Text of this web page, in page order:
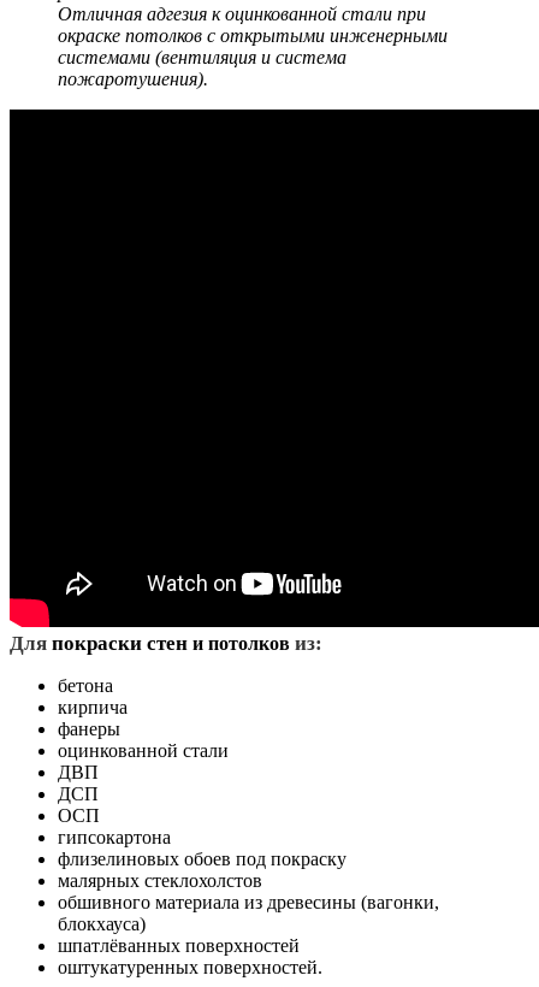
Отличная адгезия к оцинкованной стали при
окраске потолков с открытыми инженерными
системами (вентиляция и система
пожаротушения).
Для покраски стен и потолков из:
бетона
кирпича
фанеры
оцинкованной стали
ДВП
ДСП
ОСП
гипсокартона
флизелиновых обоев под покраску
малярных стеклохолстов
обшивного материала из древесины (вагонки,
блокхауса)
шпатлёванных поверхностей
оштукатуренных поверхностей.